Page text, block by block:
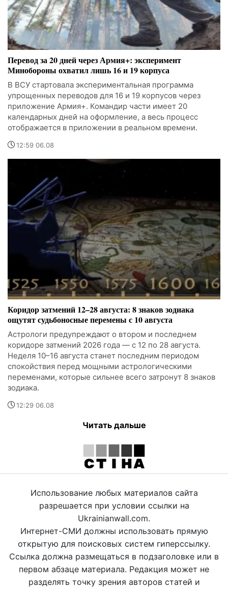
Перевод за 20 дней через Армия+: эксперимент
Минобороны охватил лишь 16 и 19 корпуса
В ВСУ стартовала экспериментальная программа
упрощенных переводов для 16 и 19 корпусов через
приложение Армия+. Командир части имеет 20
календарных дней на оформление, а весь процесс
отображается в приложении в реальном времени.
12:59 06.08
Коридор затмений 12–28 августа: 8 знаков зодиака
ощутят судьбоносные перемены с 10 августа
Астрологи предупреждают о втором и последнем
коридоре затмений 2026 года — с 12 по 28 августа.
Неделя 10–16 августа станет последним периодом
спокойствия перед мощными астрологическими
переменами, которые сильнее всего затронут 8 знаков
зодиака.
12:29 06.08
Читать дальше
Использование любых материалов сайта
разрешается при условии ссылки на
Ukrainianwall.com.
Интернет-СМИ должны использовать прямую
открытую для поисковых систем гиперссылку.
Ссылка должна размещаться в подзаголовке или в
первом абзаце материала. Редакция может не
разделять точку зрения авторов статей и